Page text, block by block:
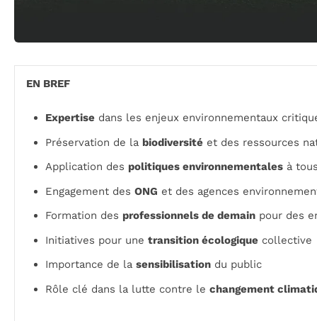
EN BREF
Expertise dans les enjeux environnementaux
Préservation de la biodiversité et des ressources
Application des politiques environnementales à
Engagement des ONG et des agences
Formation des professionnels de demain pour des
Initiatives pour une transition écologique collective
Importance de la sensibilisation du public
Rôle clé dans la lutte contre le changement